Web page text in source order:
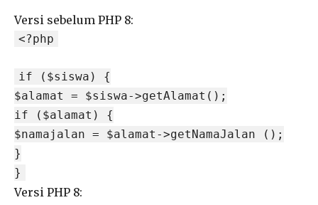
Versi sebelum PHP 8:
<?php
if ($siswa) {
$alamat = $siswa->getAlamat();
if ($alamat) {
$namajalan = $alamat->getNamaJalan ();
}
}
Versi PHP 8: